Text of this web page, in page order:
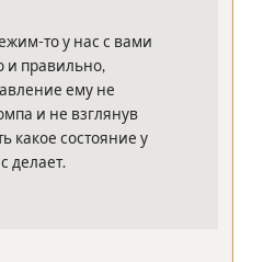
то у нас с вами
и правильно,
ему не
и не взглянув
какое состояние у
делает.